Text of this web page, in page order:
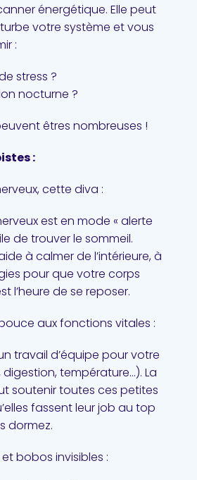
énergétique. Elle peut
votre système et vous
:
stress ?
nocturne ?
êtres nombreuses !
:
cette diva :
est en mode « alerte
de trouver le sommeil.
à calmer de l’intérieure, à
pour que votre corps
l’heure de se reposer.
aux fonctions vitales :
travail d’équipe pour votre
température…). La
soutenir toutes ces petites
fassent leur job au top
dormez.
bobos invisibles :